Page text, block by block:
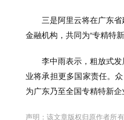
三是阿里云将在广东省建
金融机构，共同为“专精特
李中雨表示，粗放式发
业将承担更多国家责任。
为广东乃至全国专精特新企
声明：该文章版权归原作者所